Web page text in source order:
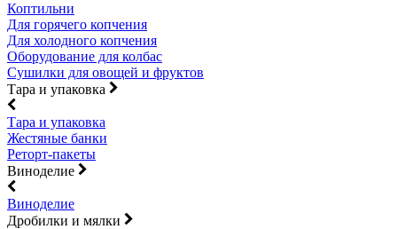
Коптильни
Для горячего копчения
Для холодного копчения
Оборудование для колбас
Сушилки для овощей и фруктов
Тара и упаковка
Тара и упаковка
Жестяные банки
Реторт-пакеты
Виноделие
Виноделие
Дробилки и мялки